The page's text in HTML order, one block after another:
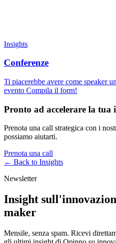
Insights
Conferenze
Ti piacerebbe avere come speaker
evento Compila il form!
Pronto ad accelerare la tua
Prenota una call strategica con i
possiamo aiutarti.
Prenota una call
← Back to Insights
Newsletter
Insight
maker
Mensile, senza spam. Ricevi